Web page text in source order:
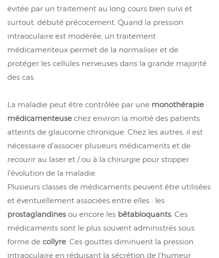
évitée par un traitement au long cours bien suivi et
surtout, débuté précocement. Quand la pression
intraoculaire est modérée, un traitement
médicamenteux permet de la normaliser et de
protéger les cellules nerveuses dans la grande majorité
des cas.
La maladie peut être contrôlée par une monothérapie
médicamenteuse chez environ la moitié des patients
atteints de glaucome chronique. Chez les autres, il est
nécessaire d'associer plusieurs médicaments et de
recourir au laser et / ou à la chirurgie pour stopper
l'évolution de la maladie.
Plusieurs classes de médicaments peuvent être utilisées
et éventuellement associées entre elles : les
prostaglandines ou encore les bêtabloquants. Ces
médicaments sont le plus souvent administrés sous
forme de collyre. Ces gouttes diminuent la pression
intraoculaire en réduisant la sécrétion de l'humeur